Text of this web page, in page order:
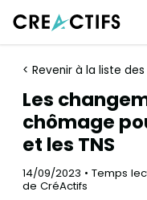
< Revenir à la liste
Les
chômage
et les TNS
14/09/2023 • Temps
de CréActifs